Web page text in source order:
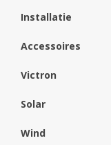
Installatie
Accessoires
Victron
Solar
Wind